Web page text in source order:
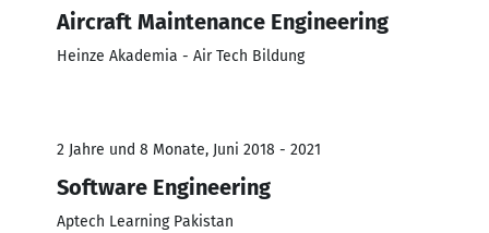
Aircraft Maintenance Engineering
Heinze Akademia - Air Tech Bildung
2 Jahre und 8 Monate, Juni 2018 - 2021
Software Engineering
Aptech Learning Pakistan